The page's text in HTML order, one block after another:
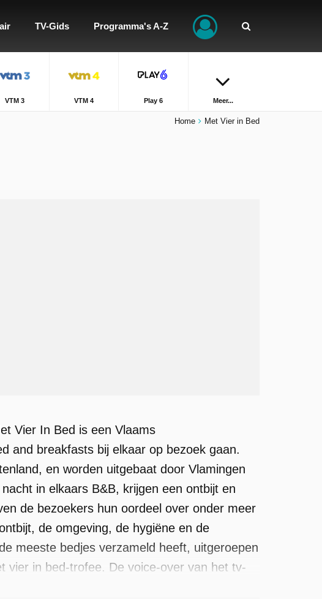
TV-Gids Programma's A-Z
VTM 3 VTM 4 Play 6 Meer...
Home Met Vier in Bed
Vier In Bed is een Vlaams
and breakfasts bij elkaar op bezoek gaan.
en worden uitgebaat door Vlamingen
in elkaars B&B, krijgen een ontbijt en
de bezoekers hun oordeel over onder meer
de omgeving, de hygiëne en de
meeste bedjes verzameld heeft, uitgeroepen
vier in bed-trofee. De voice-over van het tv-